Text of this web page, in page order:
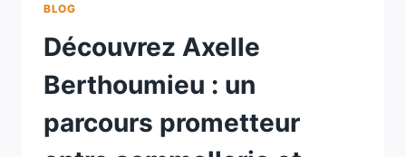
BLOG
Découvrez Axelle
Berthoumieu : un
parcours prometteur